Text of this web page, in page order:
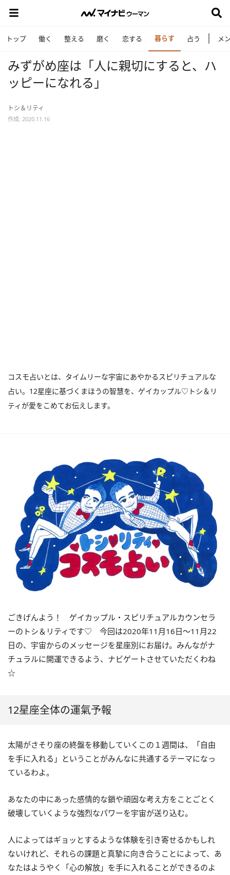
トップ 働く 整える 磨く 恋する 暮らす 占う メ
みずがめ座は「人に親切にすると、ハ
ッピーになれる」
トシ＆リティ
作成: 2020.11.16
コスモ占いとは、タイムリーな宇宙にあやかるスピリチュアルな
占い。12星座に基づくまほうの智慧を、ゲイカップル♡トシ＆リ
ティが愛をこめてお伝えします。
ごきげんよう！ ゲイカップル・スピリチュアルカウンセラ
ーのトシ＆リティです♡ 今回は2020年11 月16日〜11 月22
日の、宇宙からのメッセージを星座別にお届け。みんながナ
チュラルに開運できるよう、ナビゲートさせていただくわね
☆
12星座全体の運氣予報
太陽がさそり座の終盤を移動していくこの１週間は、「自由
を手に入れる」ということがみんなに共通するテーマになっ
ているわよ。
あなたの中にあった感情的な鎖や頑固な考え方をことごとく
破壊していくような強烈なパワーを宇宙が送り込む。
人によってはギョッとするような体験を引き寄せるかもしれ
ないけれど、それらの課題と真摯に向き合うことによって、あ
なたはようやく「心の解放」を手に入れることができるのよ